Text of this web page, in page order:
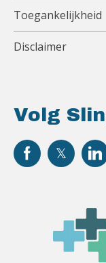
Volg
Toegankelijkheid
Disclaimer